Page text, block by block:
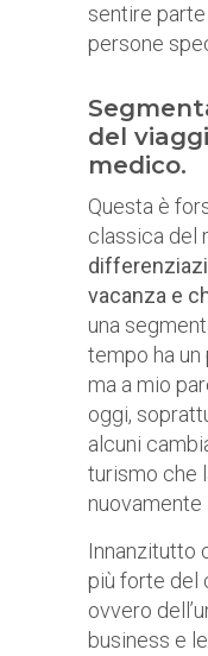
sentire
persone
del
medico.
Questa è
classica del
vacanza e
una
tempo ha un
ma a mio
oggi,
alcuni
turismo che
Innanzitutto
più forte del
ovvero
business e